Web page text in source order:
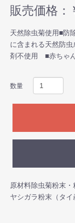
販売価格：
天然除虫菊使用■
に含まれる天然防
剤不使用 ■赤ちゃ
数量
原材料除虫菊粉末
ヤシガラ粉末（タイ